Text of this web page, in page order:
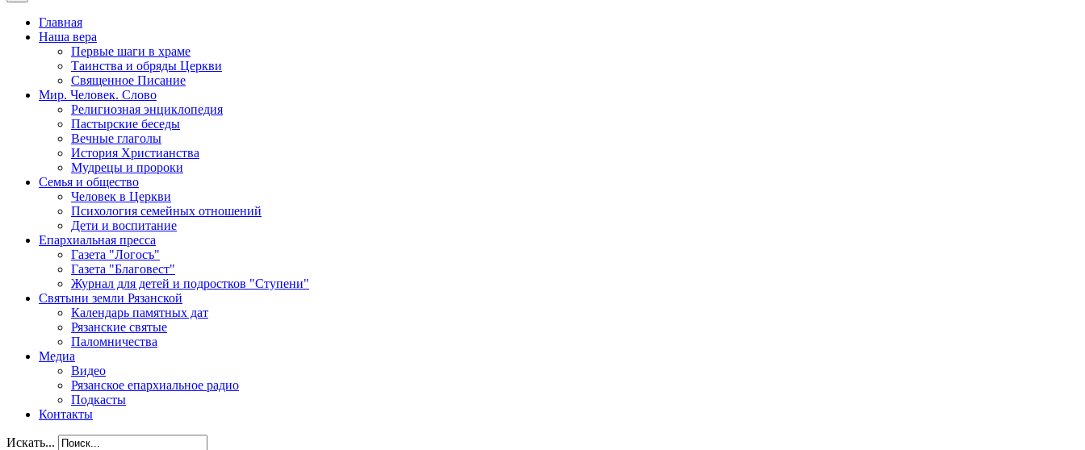
Главная
Наша вера
Первые шаги в храме
Таинства и обряды Церкви
Священное Писание
Мир. Человек. Слово
Религиозная энциклопедия
Пастырские беседы
Вечные глаголы
История Христианства
Мудрецы и пророки
Семья и общество
Человек в Церкви
Психология семейных отношений
Дети и воспитание
Епархиальная пресса
Газета "Логосъ"
Газета "Благовест"
Журнал для детей и подростков "Ступени"
Святыни земли Рязанской
Календарь памятных дат
Рязанские святые
Паломничества
Медиа
Видео
Рязанское епархиальное радио
Подкасты
Контакты
Искать...